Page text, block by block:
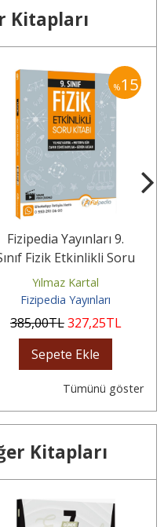
Kitapları
%15
Fizipedia Yayınları 9.
Fizik Etkinlikli Soru
Bankası
Yılmaz Kartal
Fizipedia Yayınları
385,00TL327,25TL
Sepete Ekle
Tümünü göster
Kitapları